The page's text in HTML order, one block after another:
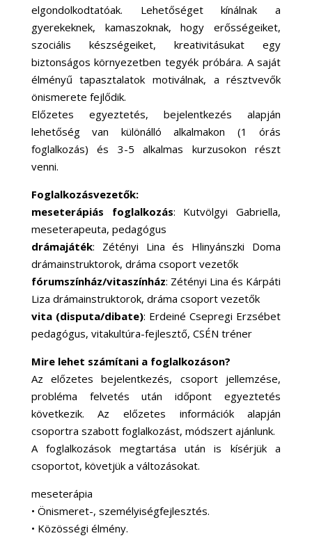
elgondolkodtatóak. Lehetőséget kínálnak a
gyerekeknek, kamaszoknak, hogy erősségeiket,
szociális készségeiket, kreativitásukat egy
biztonságos környezetben tegyék próbára. A saját
élményű tapasztalatok motiválnak, a résztvevők
önismerete fejlődik.
Előzetes egyeztetés, bejelentkezés alapján
lehetőség van különálló alkalmakon (1 órás
foglalkozás) és 3-5 alkalmas kurzusokon részt
venni.
Foglalkozásvezetők:
meseterápiás foglalkozás: Kutvölgyi Gabriella,
meseterapeuta, pedagógus
drámajáték: Zétényi Lina és Hlinyánszki Doma
drámainstruktorok, dráma csoport vezetők
fórumszínház/vitaszínház: Zétényi Lina és Kárpáti
Liza drámainstruktorok, dráma csoport vezetők
vita (disputa/dibate): Erdeiné Csepregi Erzsébet
pedagógus, vitakultúra-fejlesztő, CSÉN tréner
Mire lehet számítani a foglalkozáson?
Az előzetes bejelentkezés, csoport jellemzése,
probléma felvetés után időpont egyeztetés
következik. Az előzetes információk alapján
csoportra szabott foglalkozást, módszert ajánlunk.
A foglalkozások megtartása után is kísérjük a
csoportot, követjük a változásokat.
meseterápia
• Önismeret-, személyiségfejlesztés.
• Közösségi élmény.